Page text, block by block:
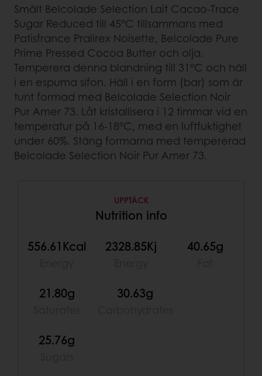
Smält Belcolade Selection Lait Cacao-Trace
Sugar Reduced till 45°C tillsammans med
Patisfrance Pralirex Noisette, Belcolade Pure
Prime Pressed Cocoa Butter och olja.
Temperera denna blandning till 31°C och häll
i en espuma sifon. Häll i en form (bar) som är
tunt formad med Belcolade Selection Noir
Pur Amer 73. Låt kristallisera i 12 timmar vid en
temperatur på 16-18°C, med en luftfuktighet
under 60%. Stäng formarna med tempererad
Belcolade Selection Noir Pur Amer 73.
UPPTÄCK
Nutrition info
556.61Kcal
2328.85Kj 40.65g
21.80g 30.63g
25.76g